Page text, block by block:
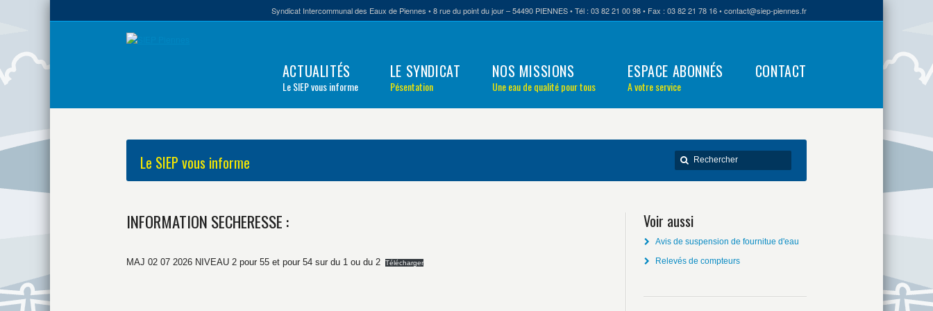
Syndicat Intercommunal des Eaux de Piennes • 8 rue du point du jour – 54490 PIENNES • Tél : 03 82 21 00 98 • Fax : 03 82 21 78 16 • contact@siep-piennes.fr
ACTUALITÉS
Le SIEP vous informe
LE SYNDICAT
Pésentation
NOS MISSIONS
Une eau de qualité pour tous
ESPACE ABONNÉS
A votre service
CONTACT
Le SIEP vous informe
INFORMATION SECHERESSE :
MAJ 02 07 2026 NIVEAU 2 pour 55 et pour 54 sur du 1 ou du 2 Télécharger
Voir aussi
Avis de suspension de fournitue d'eau
Relevés de compteurs